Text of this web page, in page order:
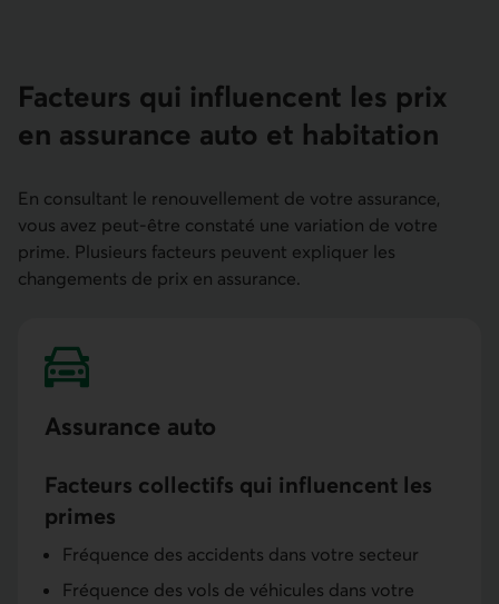
Facteurs qui influencent les prix
en assurance auto et habitation
En consultant le renouvellement de votre assurance,
vous avez peut-être constaté une variation de votre
prime. Plusieurs facteurs peuvent expliquer les
changements de prix en assurance.
Assurance auto
Facteurs collectifs qui influencent les
primes
Fréquence des accidents dans votre secteur
Fréquence des vols de véhicules dans votre